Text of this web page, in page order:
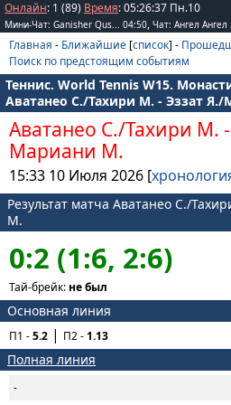
Онлайн: 1 (89) Время:05:26:37 Пн.10
Мини-Чат: Ganisher Qus... 04:50, Чат: Ангел Ангел
Главная - Ближайшие [список] -
Поиск по предстоящим событиям
Теннис. World Tennis W15.
Аватанео С./Тахири М. - Эззат
Аватанео С./Тахири М. -
Мариани М.
15:33 10 Июля 2026 [
Результат матча Аватанео С./
М.
0:2 (1:6, 2:6)
Тай-брейк: не был
Основная линия
П1 -5.2 П2 -1.13
Полная линия
-